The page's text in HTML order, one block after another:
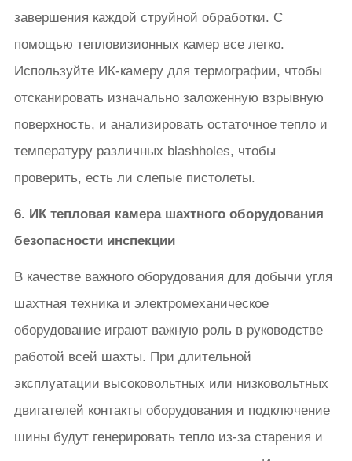
завершения каждой струйной обработки. С
помощью тепловизионных камер все легко.
Используйте ИК-камеру для термографии, чтобы
отсканировать изначально заложенную взрывную
поверхность, и анализировать остаточное тепло и
температуру различных blashholes, чтобы
проверить, есть ли слепые пистолеты.
6. ИК тепловая камера шахтного оборудования
безопасности инспекции
В качестве важного оборудования для добычи угля
шахтная техника и электромеханическое
оборудование играют важную роль в руководстве
работой всей шахты. При длительной
эксплуатации высоковольтных или низковольтных
двигателей контакты оборудования и подключение
шины будут генерировать тепло из-за старения и